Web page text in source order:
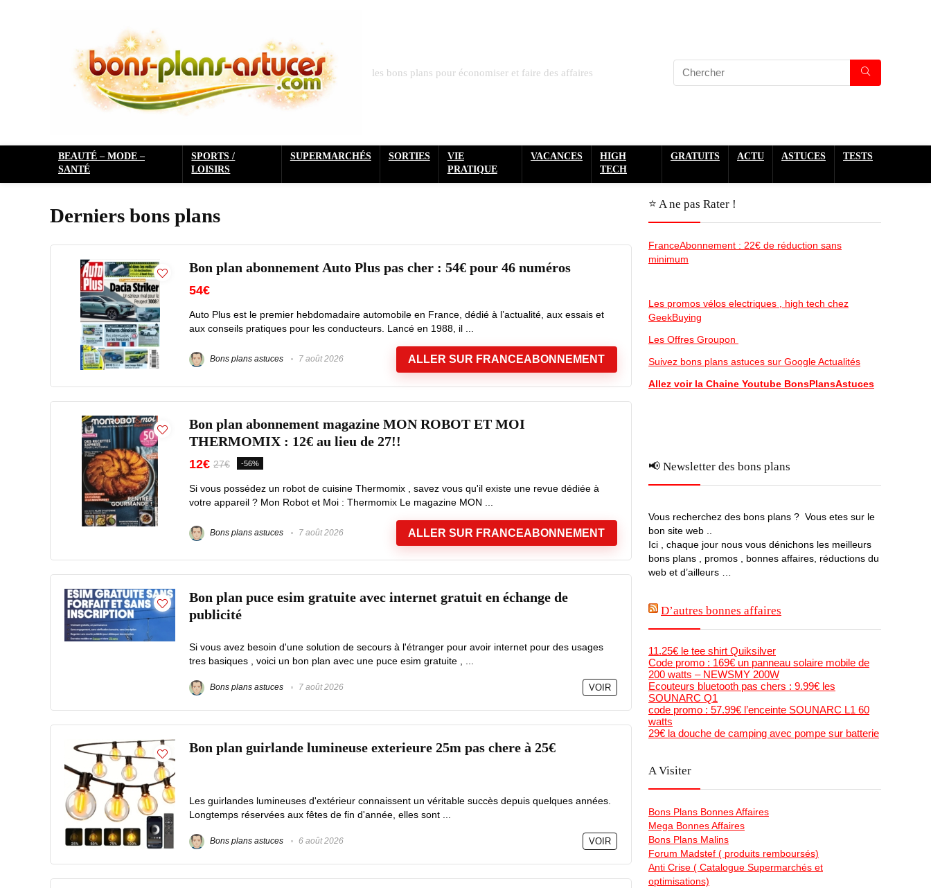
les bons plans pour économiser et faire des affaires
BEAUTÉ – MODE –
SANTÉ
SPORTS /
LOISIRS
SUPERMARCHÉS SORTIES
VIE
PRATIQUE
VACANCES
HIGH
TECH
GRATUITS ACTU ASTUCES TESTS
Derniers bons plans
Bon plan abonnement Auto Plus pas cher : 54€ pour 46 numéros
54€
Auto Plus est le premier hebdomadaire automobile en France, dédié à l’actualité, aux essais et
aux conseils pratiques pour les conducteurs. Lancé en 1988, il ...
Bons plans astuces 7 août 2026 ALLER SUR FRANCEABONNEMENT
Bon plan abonnement magazine MON ROBOT ET MOI
THERMOMIX : 12€ au lieu de 27!!
12€ 27€ -56%
Si vous possédez un robot de cuisine Thermomix , savez vous qu'il existe une revue dédiée à
votre appareil ? Mon Robot et Moi : Thermomix Le magazine MON ...
Bons plans astuces 7 août 2026 ALLER SUR FRANCEABONNEMENT
Bon plan puce esim gratuite avec internet gratuit en échange de
publicité
Si vous avez besoin d'une solution de secours à l'étranger pour avoir internet pour des usages
tres basiques , voici un bon plan avec une puce esim gratuite , ...
Bons plans astuces 7 août 2026 VOIR
Bon plan guirlande lumineuse exterieure 25m pas chere à 25€
Les guirlandes lumineuses d'extérieur connaissent un véritable succès depuis quelques années.
Longtemps réservées aux fêtes de fin d'année, elles sont ...
Bons plans astuces 6 août 2026 VOIR
⭐️ A ne pas Rater !
FranceAbonnement : 22€ de réduction sans
minimum
Les promos vélos electriques , high tech chez
GeekBuying
Les Offres Groupon
Suivez bons plans astuces sur Google Actualités
Allez voir la Chaine Youtube BonsPlansAstuces
📢 Newsletter des bons plans
Vous recherchez des bons plans ? Vous etes sur le
bon site web ..
Ici , chaque jour nous vous dénichons les meilleurs
bons plans , promos , bonnes affaires, réductions du
web et d’ailleurs …
D’autres bonnes affaires
11.25€ le tee shirt Quiksilver
Code promo : 169€ un panneau solaire mobile de
200 watts – NEWSMY 200W
Ecouteurs bluetooth pas chers : 9.99€ les
SOUNARC Q1
code promo : 57.99€ l’enceinte SOUNARC L1 60
watts
29€ la douche de camping avec pompe sur batterie
A Visiter
Bons Plans Bonnes Affaires
Mega Bonnes Affaires
Bons Plans Malins
Forum Madstef ( produits remboursés)
Anti Crise ( Catalogue Supermarchés et
optimisations)